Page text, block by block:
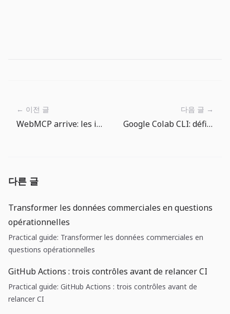
← 이전 글
WebMCP arrive: les interfaces web doivent parler aux agents
다음 글 →
Google Colab CLI: définir les règles avant de confier un GPU aux agents
다른 글
Transformer les données commerciales en questions
opérationnelles
Practical guide: Transformer les données commerciales en
questions opérationnelles
GitHub Actions : trois contrôles avant de relancer CI
Practical guide: GitHub Actions : trois contrôles avant de
relancer CI